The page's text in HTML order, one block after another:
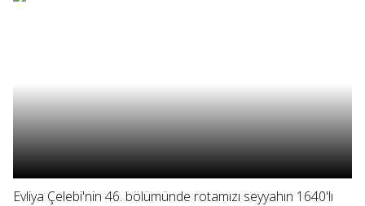
Evliya Çelebi'nin 46. bölümünde rotamızı seyyahın 1640'lı